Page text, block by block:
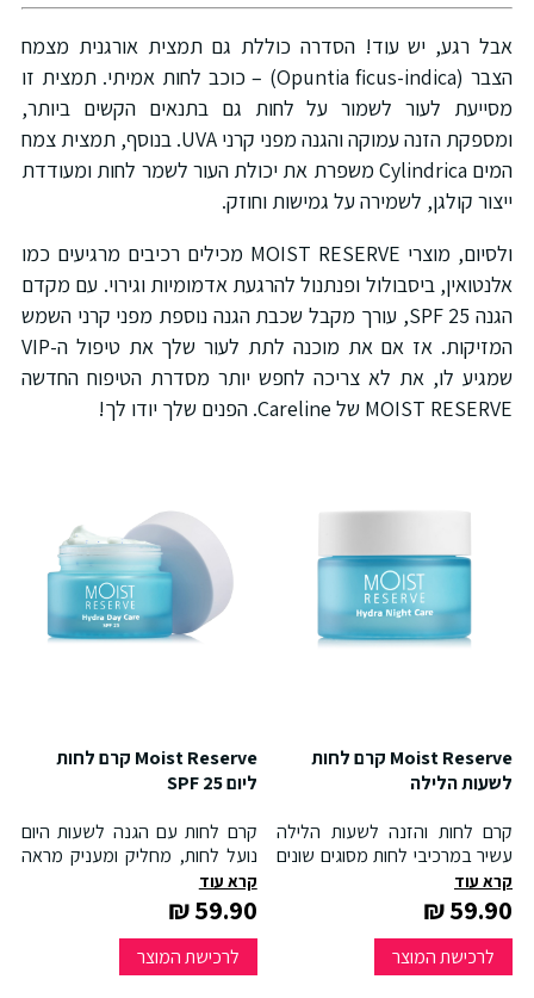
אבל רגע, יש עוד! הסדרה כוללת גם תמצית אורגנית מצמח
הצבר (Opuntia ficus-indica) – כוכב לחות אמיתי. תמצית זו
מסייעת לעור לשמור על לחות גם בתנאים הקשים ביותר,
ומספקת הזנה עמוקה והגנה מפני קרני UVA. בנוסף, תמצית צמח
המים Cylindrica משפרת את יכולת העור לשמר לחות ומעודדת
ייצור קולגן, לשמירה על גמישות וחוזק.
ולסיום, מוצרי MOIST RESERVE מכילים רכיבים מרגיעים כמו
אלנטואין, ביסבולול ופנתנול להרגעת אדמומיות וגירוי. עם מקדם
הגנה SPF 25, עורך מקבל שכבת הגנה נוספת מפני קרני השמש
המזיקות. אז אם את מוכנה לתת לעור שלך את טיפול ה-VIP
שמגיע לו, את לא צריכה לחפש יותר מסדרת הטיפוח החדשה
MOIST RESERVE של Careline. הפנים שלך יודו לך!
Moist Reserve קרם לחות
לשעות הלילה
קרם לחות והזנה לשעות הלילה
עשיר במרכיבי לחות מסוגים שונים
היוצרים מעטפת מזינה וזמינה
לעור משלב ויטמינים בטכנולוגיית
קפסולות חדשה * מסייע בתיקון
נזקי קרינה, סביבה וגיל מעניק
לעור מרקם חלק, גמיש ומוצק יותר
קרא עוד
59.90 ₪
לרכישת המוצר
Moist Reserve קרם לחות
ליום SPF 25
קרם לחות עם הגנה לשעות היום
נועל לחות, מחליק ומעניק מראה
קורן לעור מעניק תחושת רעננות,
רכות וגמישות משלב ויטמינים
בטכנולוגיית קפסולות חדשה מונע
נזקי קרינה וסביבה מעניק לעור
מרקם חלק, גמיש ומוצק יותר כבר
קרא עוד
59.90 ₪
לרכישת המוצר